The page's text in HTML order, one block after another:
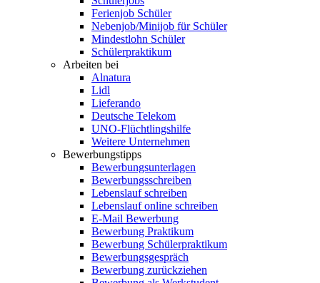
Ferienjob Schüler
Nebenjob/Minijob für Schüler
Mindestlohn Schüler
Schülerpraktikum
Arbeiten bei
Alnatura
Lidl
Lieferando
Deutsche Telekom
UNO-Flüchtlingshilfe
Weitere Unternehmen
Bewerbungstipps
Bewerbungsunterlagen
Bewerbungsschreiben
Lebenslauf schreiben
Lebenslauf online schreiben
E-Mail Bewerbung
Bewerbung Praktikum
Bewerbung Schülerpraktikum
Bewerbungsgespräch
Bewerbung zurückziehen